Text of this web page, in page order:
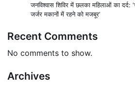
जनविश्वास शिविर में छलका महिलाओं का
जर्जर मकानों में रहने को मजबूर’
Recent Comments
No comments to show.
Archives